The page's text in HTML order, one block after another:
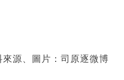
源、圖片：司原逐微博